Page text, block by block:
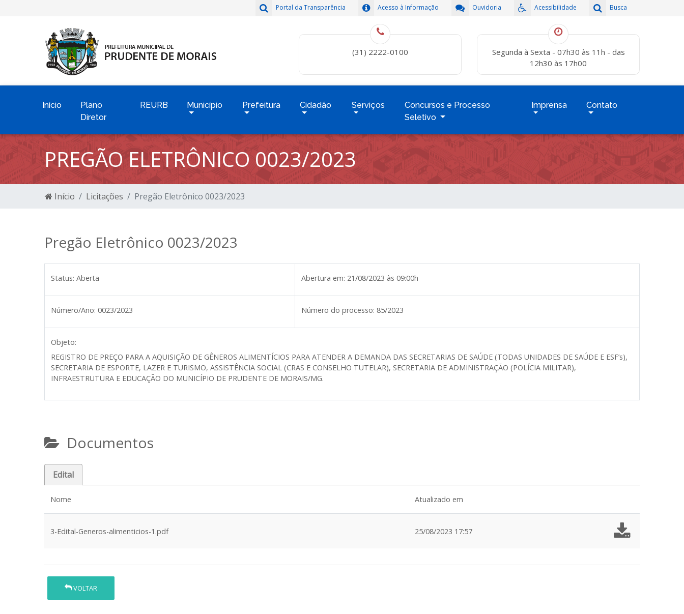
Busca
Acessibilidade
Ouvidoria
Acesso à Informação
Portal da Transparência
(31) 2222-0100
Segunda à Sexta - 07h30 às 11h - das
12h30 às 17h00
Início
Plano
Diretor
REURB Município Prefeitura Cidadão Serviços
Concursos e Processo
Seletivo
Imprensa Contato
PREGÃO ELETRÔNICO 0023/2023
Início Licitações Pregão Eletrônico 0023/2023
Pregão Eletrônico 0023/2023
Status: Aberta Abertura em: 21/08/2023 às 09:00h
Número/Ano: 0023/2023 Número do processo: 85/2023
Objeto:
REGISTRO DE PREÇO PARA A AQUISIÇÃO DE GÊNEROS ALIMENTÍCIOS PARA ATENDER A DEMANDA DAS SECRETARIAS DE SAÚDE (TODAS UNIDADES DE SAÚDE E ESF’s),
SECRETARIA DE ESPORTE, LAZER E TURISMO, ASSISTÊNCIA SOCIAL (CRAS E CONSELHO TUTELAR), SECRETARIA DE ADMINISTRAÇÃO (POLÍCIA MILITAR),
INFRAESTRUTURA E EDUCAÇÃO DO MUNICÍPIO DE PRUDENTE DE MORAIS/MG.
Documentos
Edital
Nome Atualizado em
3-Edital-Generos-alimenticios-1.pdf 25/08/2023 17:57
VOLTAR